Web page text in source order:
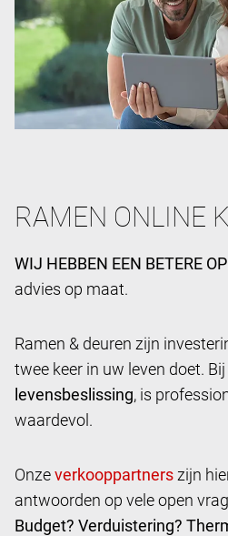
RAMEN ONLINE
WIJ HEBBEN EEN BETERE
advies op maat.
Ramen & deuren zijn
twee keer in uw leven doet.
levensbeslissing, is
waardevol.
Onze
zijn
antwoorden op vele open
Budget? Verduistering?